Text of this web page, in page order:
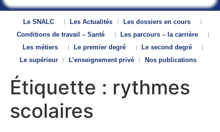
Le SNALC Les Actualités
Les dossiers en cours
Conditions de travail – Santé
Les parcours – la carrière
Les métiers
Le premier degré
Le second degré
Le supérieur
L’enseignement privé Nos publications
Étiquette : rythmes
scolaires